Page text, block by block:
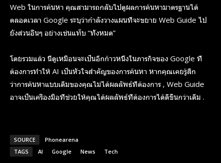
Web ในการค้นหา คุณสามารถกลับไปดูผลการค้นหามาตรฐานได้
ตลอดเวลา Google ระบุว่ากำลังวางแผนที่จะขยาย Web Guide ไป
ยังส่วนอื่นๆ อย่างเช่นแท็บ “ทั้งหมด”
โดยรวมแล้ว นี่ดูเหมือนจะเป็นอีกก้าวหนึ่งในภารกิจของ Google ที่
ต้องการทำให้ AI เป็นหัวใจสำคัญของการค้นหา หากคุณเคยรู้สึก
ว่าการค้นหาแบบเดีมของคุณไม่ได้ผลลัพธ์ที่ต้องการ , Web Guide
อาจเป็นเครื่องมือที่ช่วยให้คุณได้ผลลัพธ์ที่ต้องการได้ดีขื้นกว่าเดีม .
SOURCE
Phonearena
TAGS
AI Google News Tech